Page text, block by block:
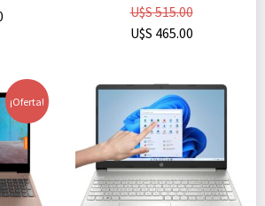
U$S515.00
U$S 465.00
¡Oferta!